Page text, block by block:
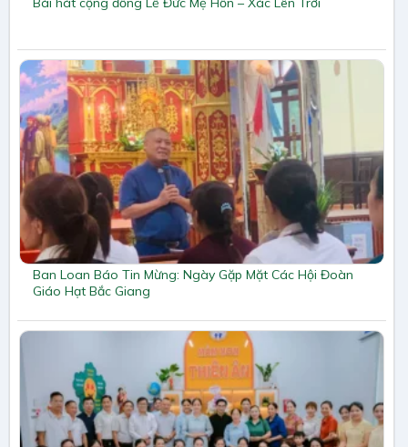
Ban Loan Báo Tin Mừng: Ngày Gặp Mặt Các Hội Đoàn
Giáo Hạt Bắc Giang